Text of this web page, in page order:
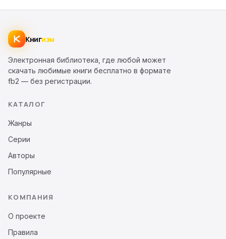
Книгизм
Электронная библиотека, где любой может
скачать любимые книги бесплатно в формате
fb2 — без регистрации.
КАТАЛОГ
Жанры
Серии
Авторы
Популярные
КОМПАНИЯ
О проекте
Правила